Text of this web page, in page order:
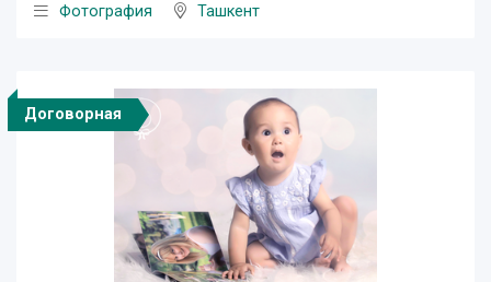
Фотография
Ташкент
Договорная